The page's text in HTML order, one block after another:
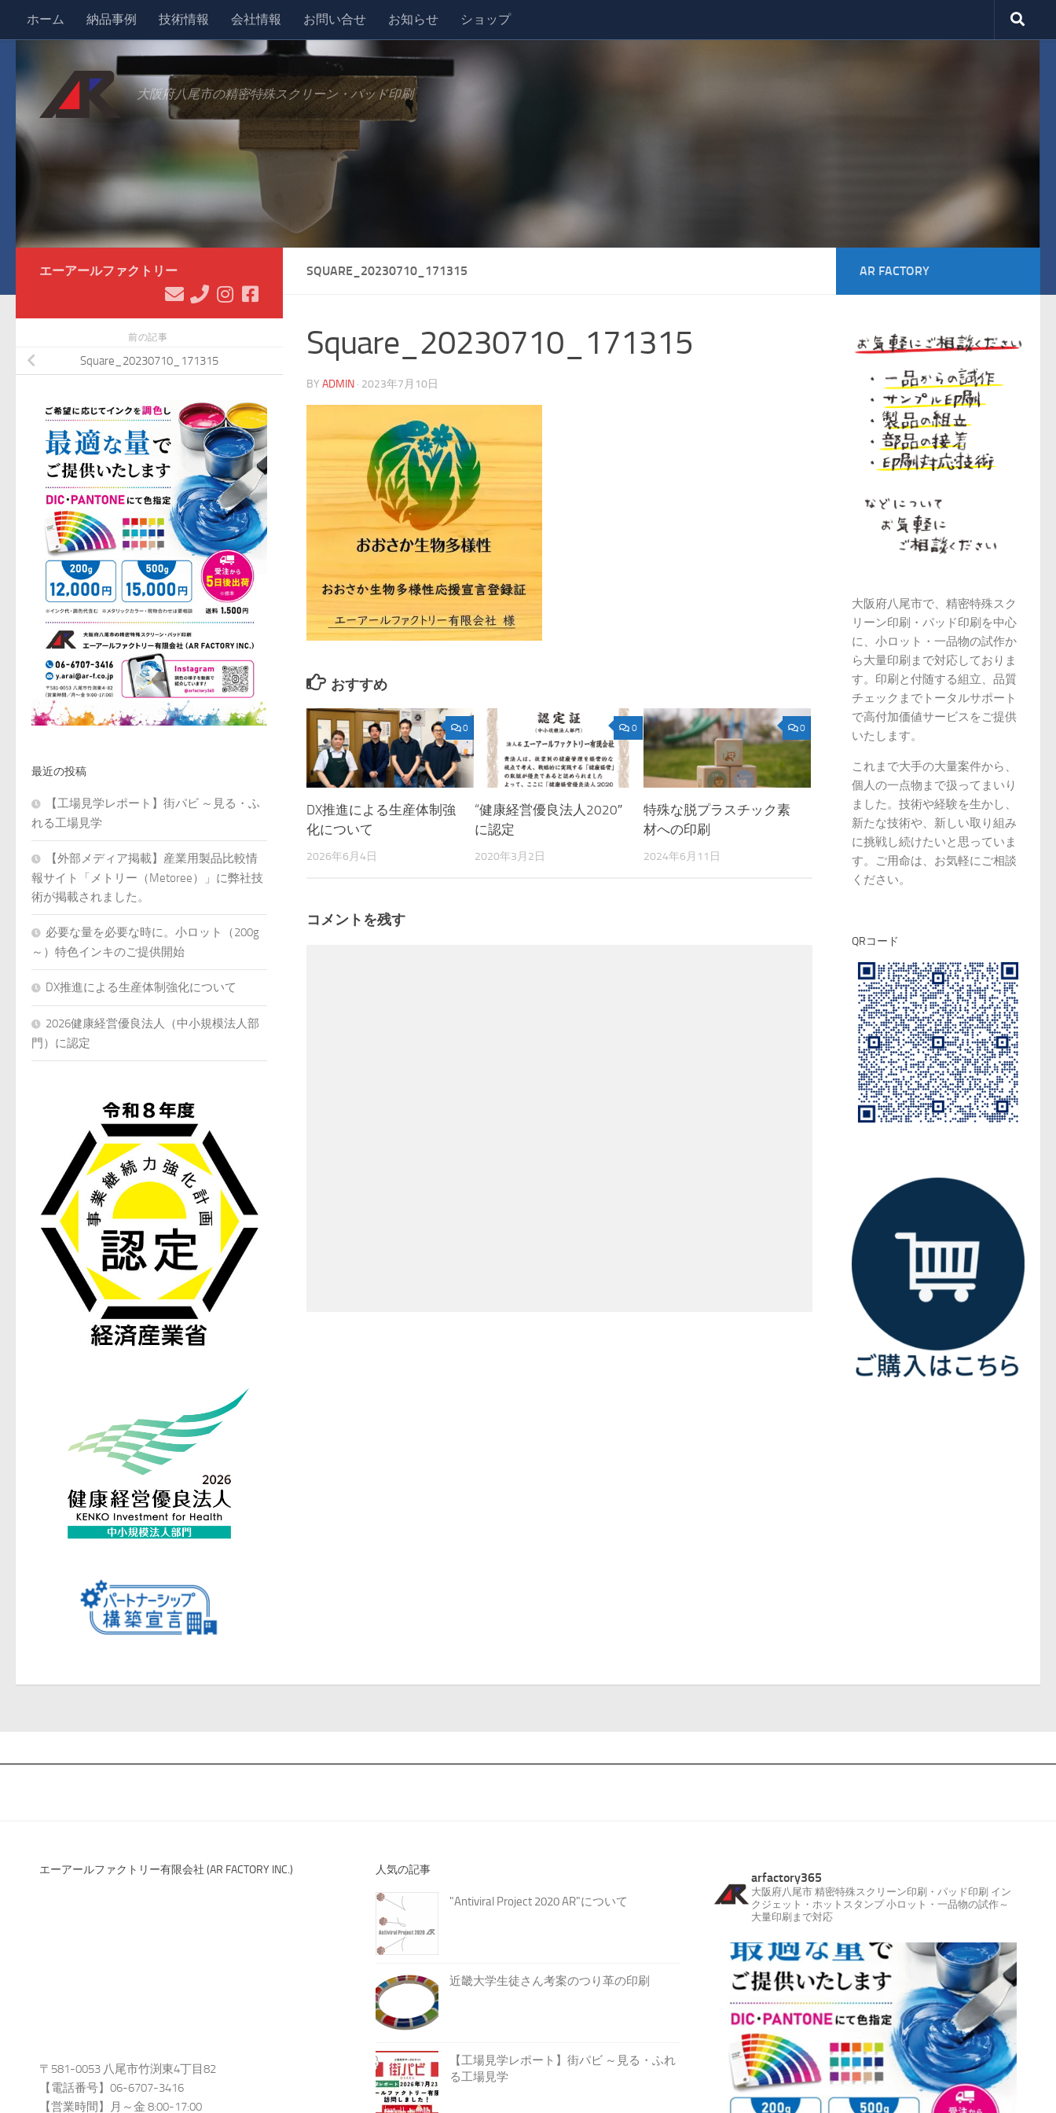
コンテンツへスキップ
ホーム 納品事例 技術情報 会社情報 お問い合せ お知らせ ショップ
大阪府八尾市の精密特殊スクリーン・パッド印刷
SQUARE_20230710_171315
Square_20230710_171315
BY ADMIN · 2023年7月10日
おすすめ
0
DX推進による生産体制強
化について
2026年6月4日
0
“健康経営優良法人2020″
に認定
2020年3月2日
0
特殊な脱プラスチック素
材への印刷
2024年6月11日
コメントを残す
エーアールファクトリー
前の記事
Square_20230710_171315
最近の投稿
【工場見学レポート】街パビ ～見る・ふ
れる工場見学
【外部メディア掲載】産業用製品比較情
報サイト「メトリー（Metoree）」に弊社技
術が掲載されました。
必要な量を必要な時に。小ロット（200g
～）特色インキのご提供開始
DX推進による生産体制強化について
2026健康経営優良法人（中小規模法人部
門）に認定
AR FACTORY
大阪府八尾市で、精密特殊スク
リーン印刷・パッド印刷を中心
に、小ロット・一品物の試作か
ら大量印刷まで対応しておりま
す。印刷と付随する組立、品質
チェックまでトータルサポート
で高付加価値サービスをご提供
いたします。
これまで大手の大量案件から、
個人の一点物まで扱ってまいり
ました。技術や経験を生かし、
新たな技術や、新しい取り組み
に挑戦し続けたいと思っていま
す。ご用命は、お気軽にご相談
ください。
QRコード
エーアールファクトリー有限会社 (AR FACTORY INC.)
〒581-0053 八尾市竹渕東4丁目82
【電話番号】06-6707-3416
【営業時間】月～金 8:00-17:00
人気の記事
"Antiviral Project 2020 AR"について
近畿大学生徒さん考案のつり革の印刷
【工場見学レポート】街パビ ～見る・ふれ
る工場見学
arfactory365
大阪府八尾市精密特殊スクリーン印刷・パッド印刷 イン
クジェット・ホットスタンプ小ロット・一品物の試作～
大量印刷まで対応